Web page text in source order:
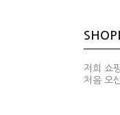
저희 쇼
처음 오